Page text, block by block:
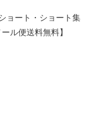
ョート・ショート集
ル便送料無料】